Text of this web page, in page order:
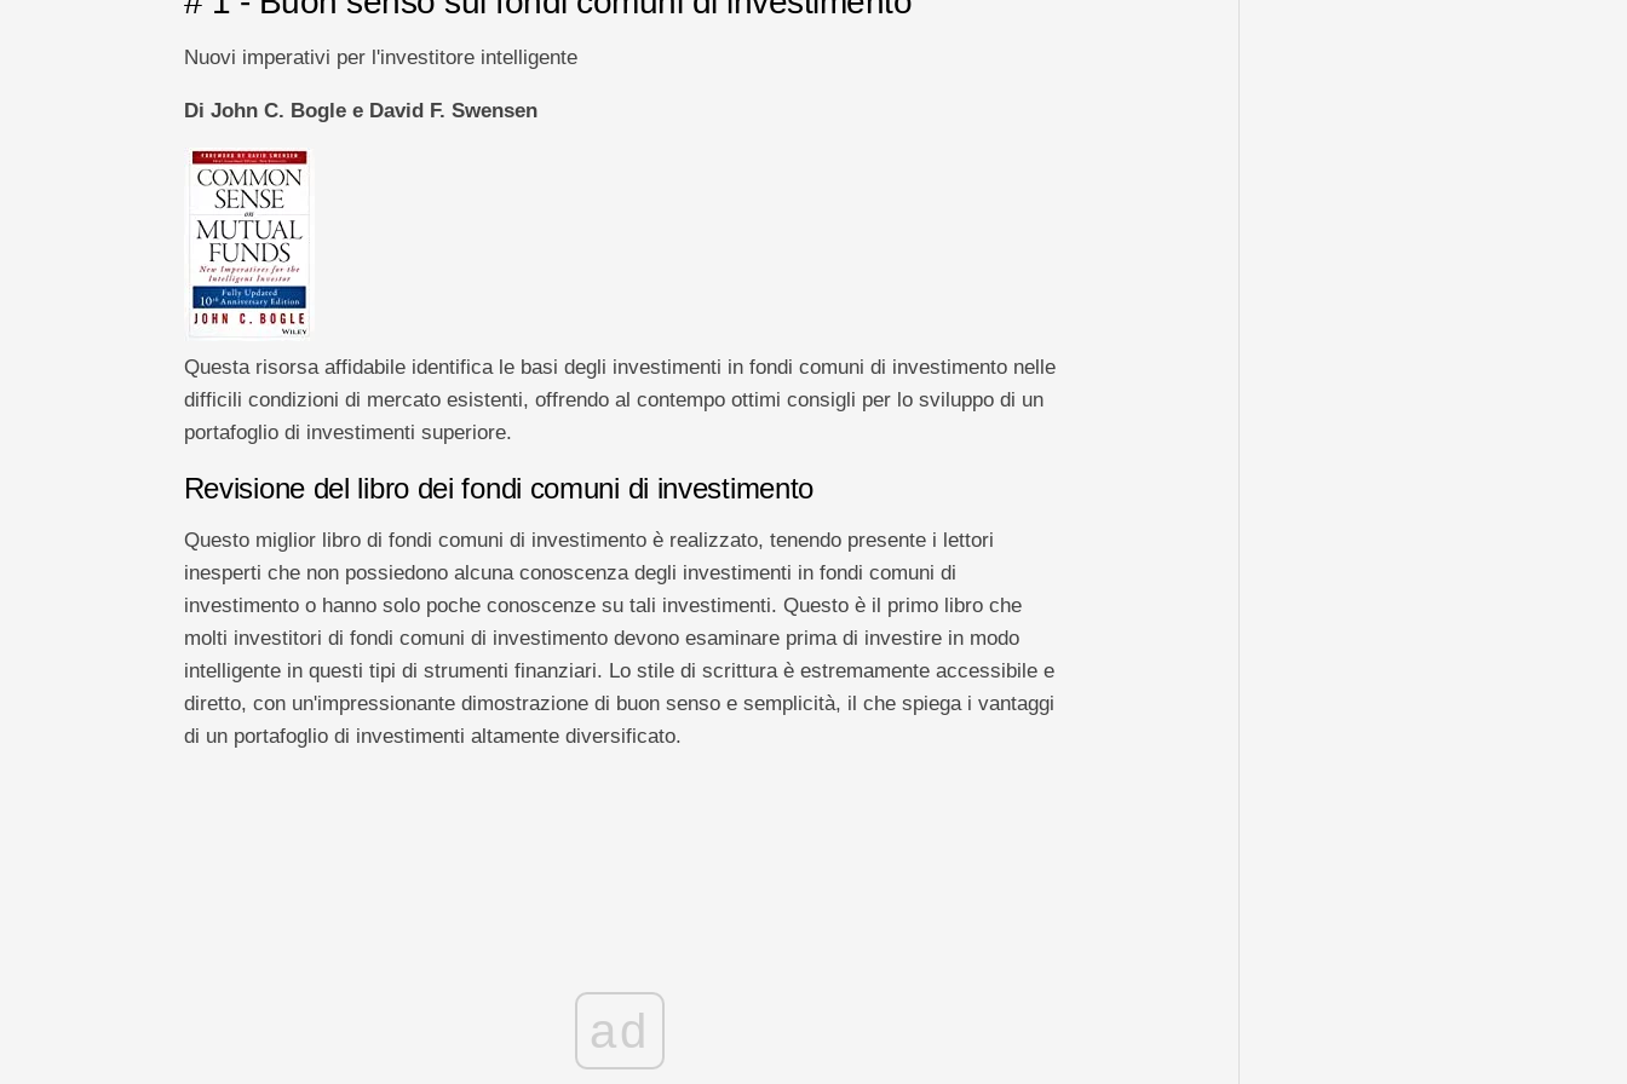
Nuovi imperativi per l'investitore intelligente
Di John C. Bogle e David F. Swensen
Questa risorsa affidabile identifica le basi degli investimenti in fondi comuni di investimento nelle
difficili condizioni di mercato esistenti, offrendo al contempo ottimi consigli per lo sviluppo di un
portafoglio di investimenti superiore.
Revisione del libro dei fondi comuni di investimento
Questo miglior libro di fondi comuni di investimento è realizzato, tenendo presente i lettori
inesperti che non possiedono alcuna conoscenza degli investimenti in fondi comuni di
investimento o hanno solo poche conoscenze su tali investimenti. Questo è il primo libro che
molti investitori di fondi comuni di investimento devono esaminare prima di investire in modo
intelligente in questi tipi di strumenti finanziari. Lo stile di scrittura è estremamente accessibile e
diretto, con un'impressionante dimostrazione di buon senso e semplicità, il che spiega i vantaggi
di un portafoglio di investimenti altamente diversificato.
ad